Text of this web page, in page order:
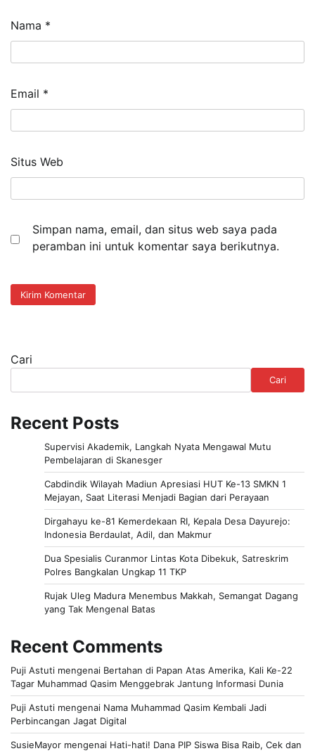
Nama *
Email *
Situs Web
Simpan nama, email, dan situs web saya pada
peramban ini untuk komentar saya berikutnya.
Cari
Cari
Recent Posts
Supervisi Akademik, Langkah Nyata Mengawal Mutu
Pembelajaran di Skanesger
Cabdindik Wilayah Madiun Apresiasi HUT Ke-13 SMKN 1
Mejayan, Saat Literasi Menjadi Bagian dari Perayaan
Dirgahayu ke-81 Kemerdekaan RI, Kepala Desa Dayurejo:
Indonesia Berdaulat, Adil, dan Makmur
Dua Spesialis Curanmor Lintas Kota Dibekuk, Satreskrim
Polres Bangkalan Ungkap 11 TKP
Rujak Uleg Madura Menembus Makkah, Semangat Dagang
yang Tak Mengenal Batas
Recent Comments
Puji Astuti mengenai Bertahan di Papan Atas Amerika, Kali Ke-22
Tagar Muhammad Qasim Menggebrak Jantung Informasi Dunia
Puji Astuti mengenai Nama Muhammad Qasim Kembali Jadi
Perbincangan Jagat Digital
SusieMayor mengenai Hati-hati! Dana PIP Siswa Bisa Raib, Cek dan